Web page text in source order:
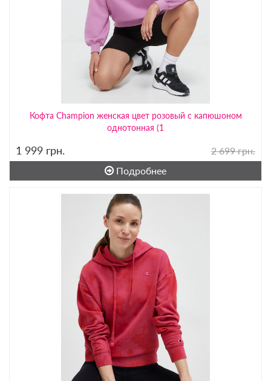
Кофта Champion женская цвет розовый с капюшоном
однотонная (1
1 999 грн.
2 699 грн.
Подробнее